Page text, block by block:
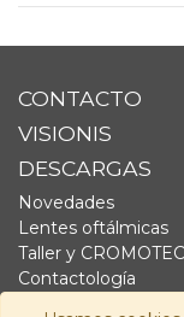
CONTACTO
VISIONIS
DESCARGAS
Novedades
Lentes oftálmicas
Taller y CROMOTEC
Contactología